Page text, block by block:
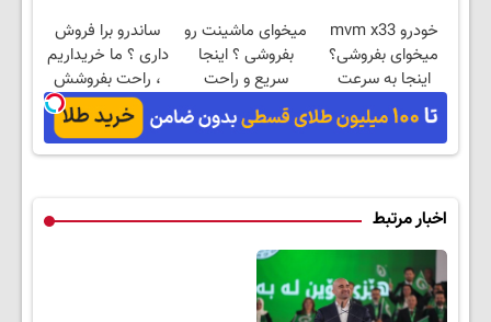
خودرو mvm x33
میخوای بفروشی؟
اینجا به سرعت
فروش میره
میخوای ماشینت رو
بفروشی ؟ اینجا
سریع و راحت
بفروشش ✅
ساندرو برا فروش
داری ؟ ما خریداریم
، راحت بفروشش
اخبار مرتبط